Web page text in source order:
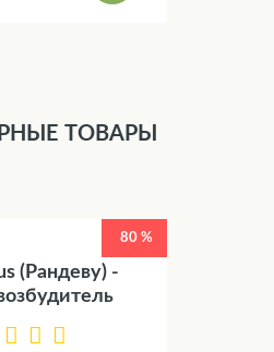
ТОВАРЫ
80 %
(Рандеву) -